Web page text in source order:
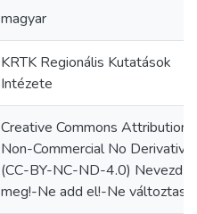
magyar
KRTK Regionális Kutatások
Intézete
Creative Commons Attribution
Non-Commercial No
(CC-BY-NC-ND-4.0) Nevezd
meg!-Ne add el!-Ne változtasd!